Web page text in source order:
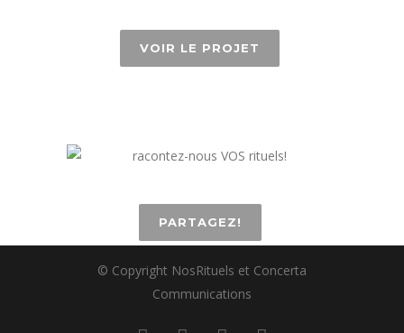
VOIR LE PROJET
PARTAGEZ!
© Copyright NosRituels et Concerta
Communications